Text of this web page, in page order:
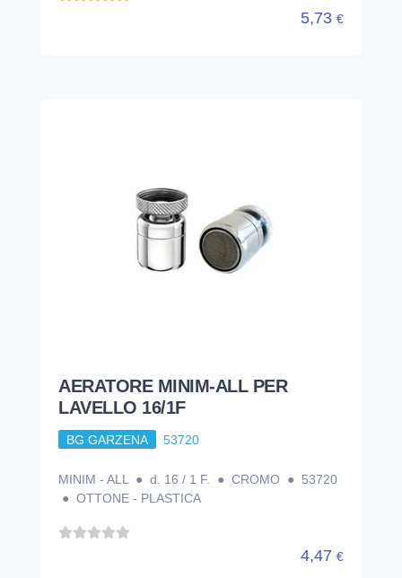
5,73 €
AERATORE MINIM-ALL PER
LAVELLO 16/1F
BG GARZENA 53720
MINIM - ALL ● d. 16 / 1 F. ● CROMO ● 53720
● OTTONE - PLASTICA
4,47 €